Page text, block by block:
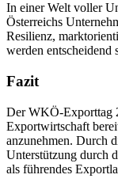
In einer Welt voller
Österreichs
Resilienz,
werden entscheidend
Fazit
Der WKÖ-Exporttag
Exportwirtschaft
anzunehmen. Durch
Unterstützung durch
als führendes